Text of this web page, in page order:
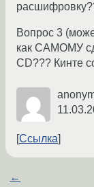
Вопрос 3
как САМОМУ
CD??? Кинте
Ссылка
←